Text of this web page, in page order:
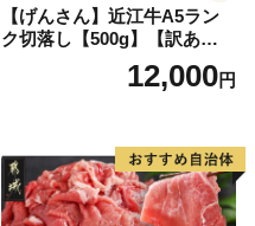
【げんさん】近江牛A5ラン
ク切落し【500g】【訳あり】
12,000円